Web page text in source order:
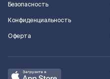
Безопасность
Конфиденциальность
Оферта